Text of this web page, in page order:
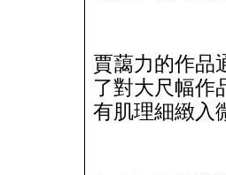
賈藹力的作品
了對大尺幅作
有肌理細緻入